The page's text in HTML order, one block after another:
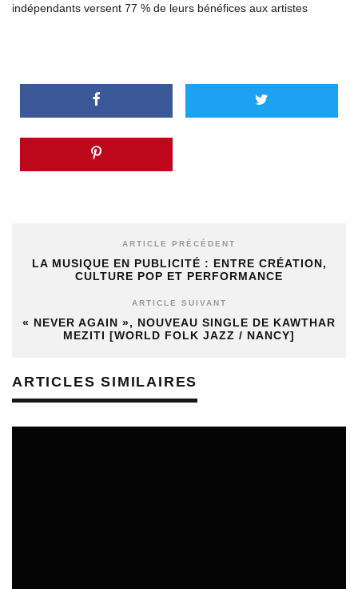
indépendants versent 77 % de leurs bénéfices aux artistes
ARTICLE PRÉCÉDENT
LA MUSIQUE EN PUBLICITÉ : ENTRE CRÉATION,
CULTURE POP ET PERFORMANCE
ARTICLE SUIVANT
« NEVER AGAIN », NOUVEAU SINGLE DE KAWTHAR
MEZITI [WORLD FOLK JAZZ / NANCY]
ARTICLES SIMILAIRES